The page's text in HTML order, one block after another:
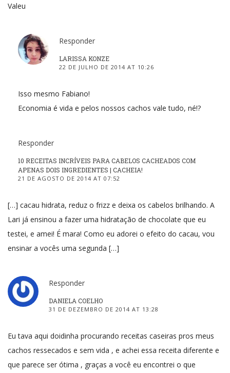
Valeu
Responder
LARISSA KONZE
22 DE JULHO DE 2014 AT 10:26
Isso mesmo Fabiano!
Economia é vida e pelos nossos cachos vale tudo, né!?
Responder
10 RECEITAS INCRÍVEIS PARA CABELOS CACHEADOS COM
APENAS DOIS INGREDIENTES | CACHEIA!
21 DE AGOSTO DE 2014 AT 07:52
[…] cacau hidrata, reduz o frizz e deixa os cabelos brilhando. A
Lari já ensinou a fazer uma hidratação de chocolate que eu
testei, e amei! É mara! Como eu adorei o efeito do cacau, vou
ensinar a vocês uma segunda […]
Responder
DANIELA COELHO
31 DE DEZEMBRO DE 2014 AT 13:28
Eu tava aqui doidinha procurando receitas caseiras pros meus
cachos ressecados e sem vida , e achei essa receita diferente e
que parece ser ótima , graças a você eu encontrei o que